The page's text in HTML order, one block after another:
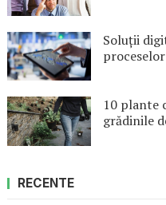
Soluții
10 plante
grădinile
RECENTE